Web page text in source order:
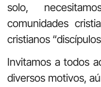
solo,
comunidades
cristianos
Invitamos a todos
diversos motivos,